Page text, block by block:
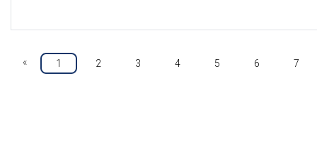
« 1 2 3 4 5 6 7